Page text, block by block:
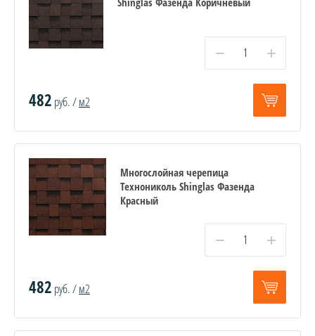
− +
482 руб. /м2
Многослойная черепица
Технониколь Shinglas Фазенда
Красный
− +
482 руб. /м2